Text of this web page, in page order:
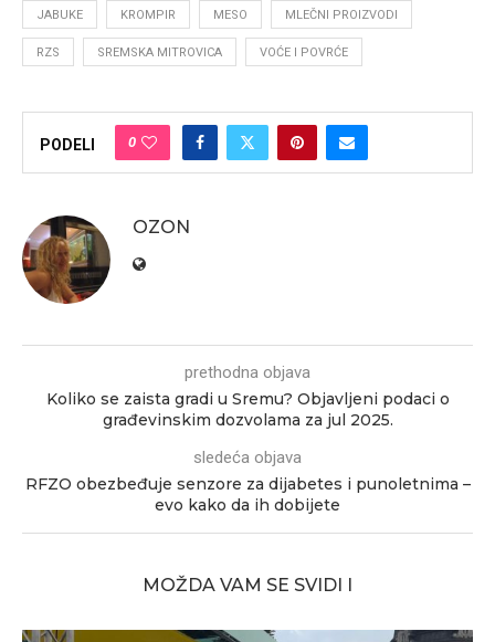
JABUKE KROMPIR MESO MLEČNI PROIZVODI
RZS SREMSKA MITROVICA VOĆE I POVRĆE
PODELI 0
OZON
prethodna objava
Koliko se zaista gradi u Sremu? Objavljeni podaci o
građevinskim dozvolama za jul 2025.
sledeća objava
RFZO obezbeđuje senzore za dijabetes i punoletnima –
evo kako da ih dobijete
MOŽDA VAM SE SVIDI I